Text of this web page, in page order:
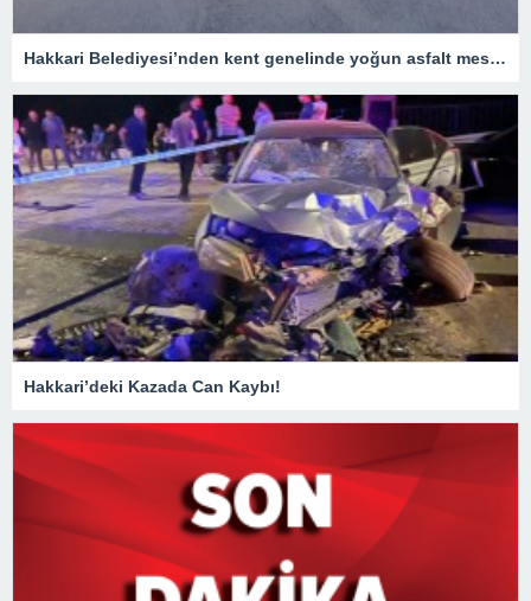
Hakkari Belediyesi’nden kent genelinde yoğun asfalt mesaisi
Hakkari’deki Kazada Can Kaybı!